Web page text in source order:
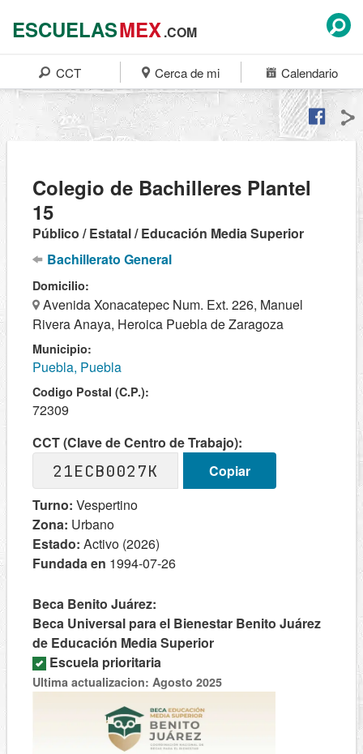
ESCUELASMEX.COM
CCT Cerca de mi Calendario
Colegio de Bachilleres Plantel
15
Público / Estatal / Educación Media Superior
Bachillerato General
Domicilio:
Avenida Xonacatepec Num. Ext. 226, Manuel
Rivera Anaya, Heroica Puebla de Zaragoza
Municipio:
Puebla, Puebla
Codigo Postal (C.P.):
72309
CCT (Clave de Centro de Trabajo):
21ECB0027K
Copiar
Turno: Vespertino
Zona: Urbano
Estado: Activo (2026)
Fundada en 1994-07-26
Beca Benito Juárez:
Beca Universal para el Bienestar Benito Juárez
de Educación Media Superior
Escuela prioritaria
Ultima actualizacion: Agosto 2025